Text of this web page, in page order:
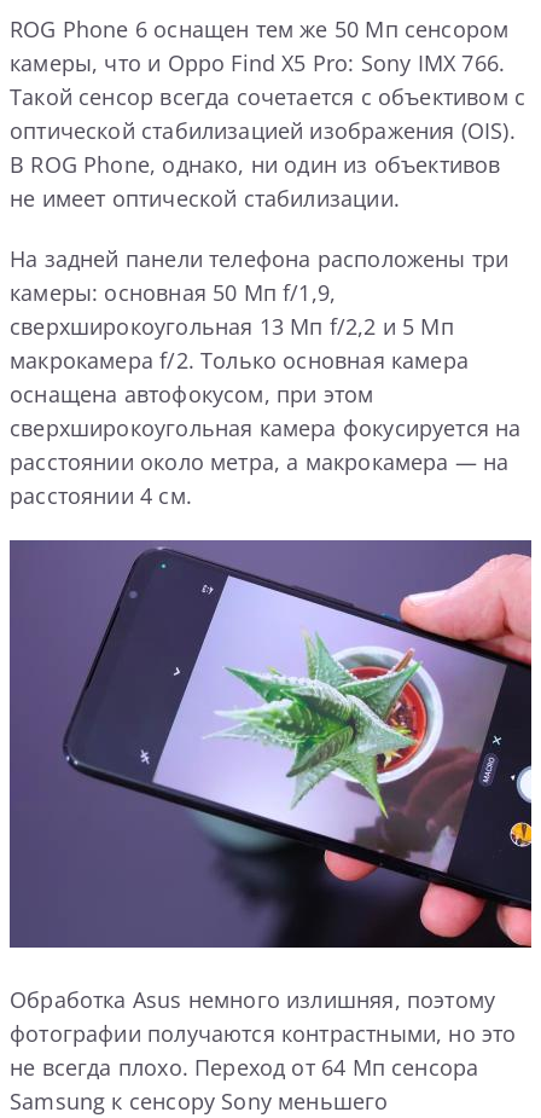
ROG Phone 6 оснащен тем же 50 Мп сенсором
камеры, что и Oppo Find X5 Pro: Sony IMX 766.
Такой сенсор всегда сочетается с объективом с
оптической стабилизацией изображения (OIS).
В ROG Phone, однако, ни один из объективов
не имеет оптической стабилизации.
На задней панели телефона расположены три
камеры: основная 50 Мп f/1,9,
сверхширокоугольная 13 Мп f/2,2 и 5 Мп
макрокамера f/2. Только основная камера
оснащена автофокусом, при этом
сверхширокоугольная камера фокусируется на
расстоянии около метра, а макрокамера — на
расстоянии 4 см.
Обработка Asus немного излишняя, поэтому
фотографии получаются контрастными, но это
не всегда плохо. Переход от 64 Мп сенсора
Samsung к сенсору Sony меньшего